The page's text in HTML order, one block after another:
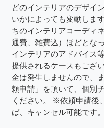
どのインテリアのデザイ
いかによっても変動しま
ちのインテリアコーディ
通費、雑費込）ほどとな
インテリアのアドバイス
提供されるケースもござ
金は発生しませんので、
頼申請」を頂いて、個別
ください。 ※依頼申請後
ば、キャンセル可能です。